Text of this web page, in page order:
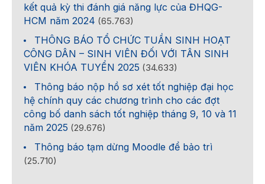
kết quả kỳ thi đánh giá năng lực của ĐHQG-
HCM năm 2024 (65.763)
THÔNG BÁO TỔ CHỨC TUẦN SINH HOẠT
CÔNG DÂN – SINH VIÊN ĐỐI VỚI TÂN SINH
VIÊN KHÓA TUYỂN 2025 (34.633)
Thông báo nộp hồ sơ xét tốt nghiệp đại học
hệ chính quy các chương trình cho các đợt
công bố danh sách tốt nghiệp tháng 9, 10 và 11
năm 2025 (29.676)
Thông báo tạm dừng Moodle để bảo trì
(25.710)